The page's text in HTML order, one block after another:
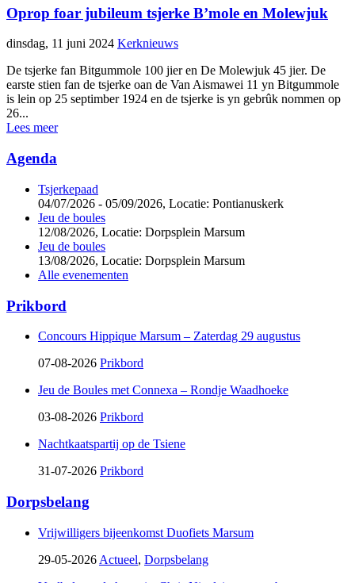
Oprop foar jubileum tsjerke B’mole en Molewjuk
dinsdag, 11 juni 2024 Kerknieuws
De tsjerke fan Bitgummole 100 jier en De Molewjuk 45 jier. De
earste stien fan de tsjerke oan de Van Aismawei 11 yn Bitgummole
is lein op 25 septimber 1924 en de tsjerke is yn gebrûk nommen op
26...
Lees meer
Agenda
Tsjerkepaad
04/07/2026 - 05/09/2026, Locatie: Pontianuskerk
Jeu de boules
12/08/2026, Locatie: Dorpsplein Marsum
Jeu de boules
13/08/2026, Locatie: Dorpsplein Marsum
Alle evenementen
Prikbord
Concours Hippique Marsum – Zaterdag 29 augustus
07-08-2026 Prikbord
Jeu de Boules met Connexa – Rondje Waadhoeke
03-08-2026 Prikbord
Nachtkaatspartij op de Tsiene
31-07-2026 Prikbord
Dorpsbelang
Vrijwilligers bijeenkomst Duofiets Marsum
29-05-2026 Actueel, Dorpsbelang